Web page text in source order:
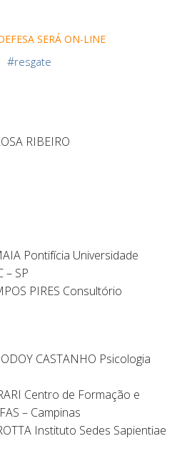
SERÁ ON-LINE
#resgate
RIBEIRO
Pontifícia Universidade
– SP
PIRES Consultório
CASTANHO Psicologia
Centro de Formação e
– Campinas
Instituto Sedes Sapientiae